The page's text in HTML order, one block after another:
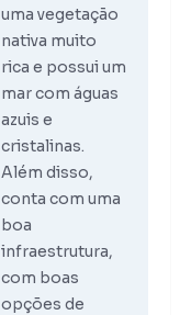
uma vegetação
nativa muito
rica e possui um
mar com águas
azuis e
cristalinas.
Além disso,
conta com uma
boa
infraestrutura,
com boas
opções de